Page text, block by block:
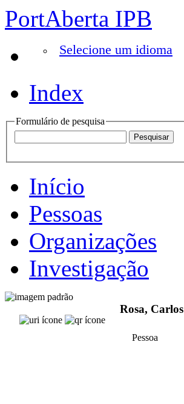
PortAberta IPB
Selecione um idioma
Index
Formulário de pesquisa
Início
Pessoas
Organizações
Investigação
Rosa, Carlos
Pessoa